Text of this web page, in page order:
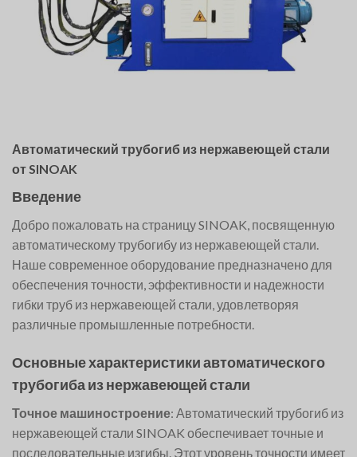
Автоматический трубогиб из нержавеющей стали
от SINOAK
Введение
Добро пожаловать на страницу SINOAK, посвященную
автоматическому трубогибу из нержавеющей стали.
Наше современное оборудование предназначено для
обеспечения точности, эффективности и надежности
гибки труб из нержавеющей стали, удовлетворяя
различные промышленные потребности.
Основные характеристики автоматического
трубогиба из нержавеющей стали
Точное машиностроение: Автоматический трубогиб из
нержавеющей стали SINOAK обеспечивает точные и
последовательные изгибы. Этот уровень точности имеет